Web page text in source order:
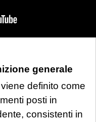
generale
definito come
posti in
consistenti in